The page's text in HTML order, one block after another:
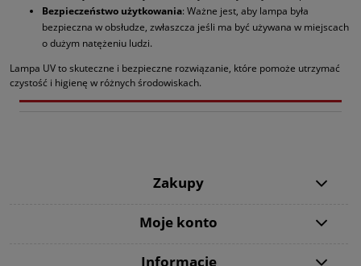
Bezpieczeństwo użytkowania: Ważne jest, aby lampa była
bezpieczna w obsłudze, zwłaszcza jeśli ma być używana w miejscach
o dużym natężeniu ludzi.
Lampa UV to skuteczne i bezpieczne rozwiązanie, które pomoże utrzymać
czystość i higienę w różnych środowiskach.
Zakupy
Moje konto
Informacje